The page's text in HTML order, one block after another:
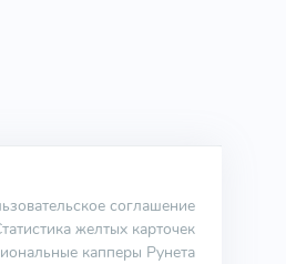
соглашение
желтых карточек
капперы Рунета